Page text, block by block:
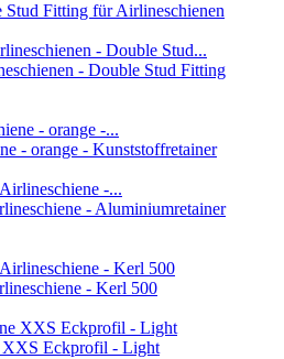
Stud Fitting für Airlineschienen
- Double Stud Fitting
- orange - Kunststoffretainer
- Aluminiumretainer
- Kerl 500
XXS Eckprofil - Light